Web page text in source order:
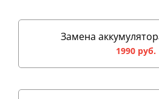
Замена
1990 руб.